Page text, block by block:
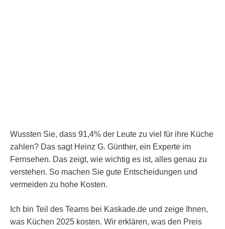
Wussten Sie, dass 91,4% der Leute zu viel für ihre Küche
zahlen? Das sagt Heinz G. Günther, ein Experte im
Fernsehen. Das zeigt, wie wichtig es ist, alles genau zu
verstehen. So machen Sie gute Entscheidungen und
vermeiden zu hohe Kosten.
Ich bin Teil des Teams bei Kaskade.de und zeige Ihnen,
was Küchen 2025 kosten. Wir erklären, was den Preis